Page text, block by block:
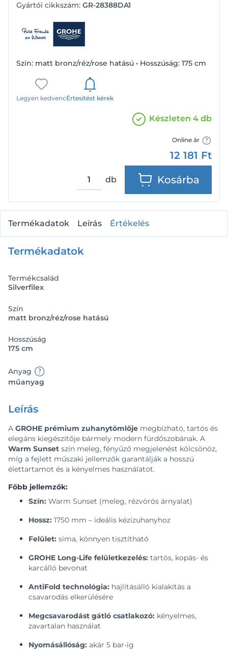
Gyártói cikkszám: GR-28388DA1
Szín: matt bronz/réz/rose hatású • Hosszúság: 175 cm
Legyen kedvencÉrtesítést kérek
Készleten 4 db
Online ár
12 181 Ft
db Kosárba
Termékadatok Leírás Értékelés
Termékadatok
Termékcsalád
Silverfilex
Szín
matt bronz/réz/rose hatású
Hosszúság
175 cm
Anyag
műanyag
Leírás
A GROHE prémium zuhanytömlője megbízható, tartós és
elegáns kiegészítője bármely modern fürdőszobának. A
Warm Sunset szín meleg, fényűző megjelenést kölcsönöz,
míg a fejlett műszaki jellemzők garantálják a hosszú
élettartamot és a kényelmes használatot.
Főbb jellemzők:
Szín: Warm Sunset (meleg, rézvörös árnyalat)
Hossz: 1750 mm – ideális kézizuhanyhoz
Felület: sima, könnyen tisztítható
GROHE Long-Life felületkezelés: tartós, kopás- és
karcálló bevonat
AntiFold technológia: hajlításálló kialakítás a
csavarodás elkerülésére
Megcsavarodást gátló csatlakozó: kényelmes,
zavartalan használat
Nyomásállóság: akár 5 bar-ig